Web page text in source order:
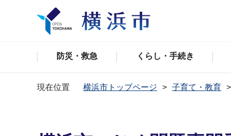
防災・救急 くらし・手続き
現在位置 横浜市トップページ 子育て・教育